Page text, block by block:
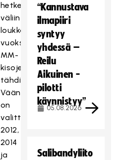
hetkellä
väliin
loukkaantumisen
vuoksi.
MM-
kisojen
tähdistöön
Väänänen
on
valittu
2012,
2014
ja
“Kannustava
ilmapiiri
syntyy
yhdessä –
Reilu
Aikuinen -
pilotti
käynnistyy”
05.08.2026
Salibandyliito